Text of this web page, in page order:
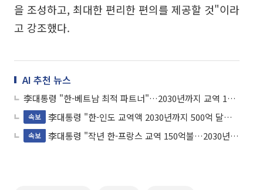
을 조성하고, 최대한 편리한 편의를 제공할 것"이라
고 강조했다.
AI 추천 뉴스
李대통령 "한-베트남 최적 파트너"…2030년까지 교역 1500억 달러 목표
속보 李대통령 "한-인도 교역액 2030년까지 500억 달러 확대"
속보 李대통령 "작년 한-프랑스 교역 150억불…2030년 200억불 달성 목표"